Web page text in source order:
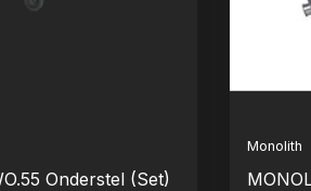
Onderstel (Set)
Monolith